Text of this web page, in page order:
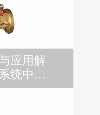
应用解
统中的